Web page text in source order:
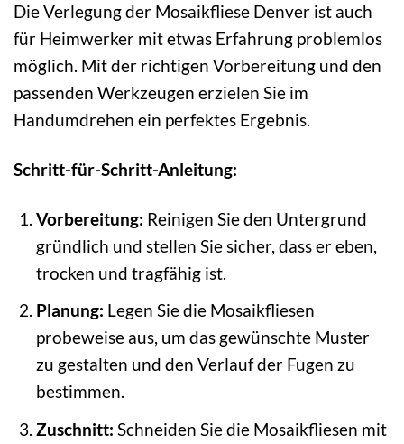
Die Verlegung der Mosaikfliese Denver ist auch
für Heimwerker mit etwas Erfahrung problemlos
möglich. Mit der richtigen Vorbereitung und den
passenden Werkzeugen erzielen Sie im
Handumdrehen ein perfektes Ergebnis.
Schritt-für-Schritt-Anleitung:
Vorbereitung: Reinigen Sie den Untergrund
gründlich und stellen Sie sicher, dass er eben,
trocken und tragfähig ist.
Planung: Legen Sie die Mosaikfliesen
probeweise aus, um das gewünschte Muster
zu gestalten und den Verlauf der Fugen zu
bestimmen.
Zuschnitt: Schneiden Sie die Mosaikfliesen mit